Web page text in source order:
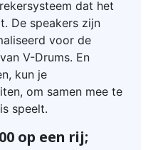
dat het
De speakers zijn
voor de
V-Drums. En
kun je
om samen mee te
speelt.
op een rij;